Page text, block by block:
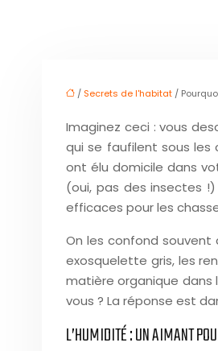
/ Secrets de l'habitat /
Imaginez ceci : vous
qui se faufilent sous les
ont élu domicile dans
(oui, pas des insectes
efficaces pour les
On les confond souvent
exosquelette gris, les
matière organique dans
vous ? La réponse est
L’HUMIDITÉ : UN AIMANT